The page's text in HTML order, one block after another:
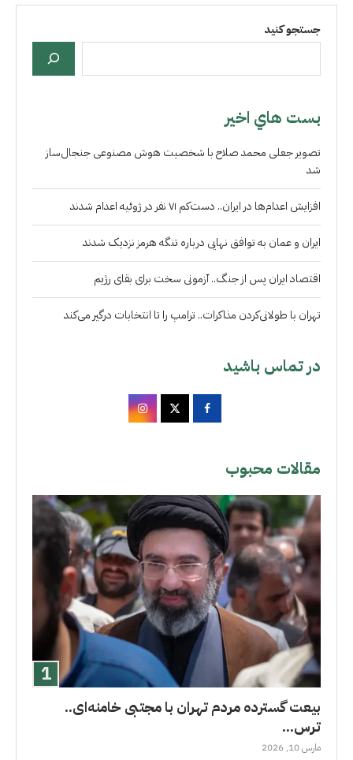
جستجو کنید
بست هاي اخير
تصویر جعلی محمد صلاح با شخصیت هوش مصنوعی جنجال‌ساز
شد
افزایش اعدام‌ها در ایران.. دست‌کم ۷۱ نفر در ژوئیه اعدام شدند
ایران و عمان به توافق نهایی درباره تنگه هرمز نزدیک شدند
اقتصاد ایران پس از جنگ.. آزمونی سخت برای بقای رژیم
تهران با طولانی‌کردن مذاکرات.. ترامپ را تا انتخابات درگیر می‌کند
در تماس باشید
مقالات محبوب
بیعت گسترده مردم تهران با مجتبی خامنه‌ای..
ترس...
مارس 10, 2026